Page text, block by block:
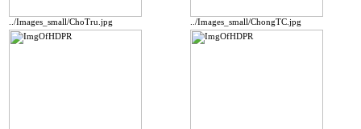
../Images_small/ChoTru.jpg ../Images_small/ChongTC.jpg